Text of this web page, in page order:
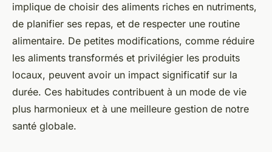
implique de choisir des aliments riches en nutriments,
de planifier ses repas, et de respecter une routine
alimentaire. De petites modifications, comme réduire
les aliments transformés et privilégier les produits
locaux, peuvent avoir un impact significatif sur la
durée. Ces habitudes contribuent à un mode de vie
plus harmonieux et à une meilleure gestion de notre
santé globale.